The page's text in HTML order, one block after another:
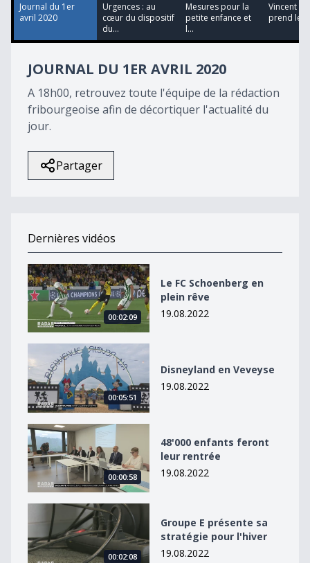
47
seconds
Journal du 1er
avril 2020
Urgences : au
cœur du dispositif
du...
Mesures pour la
petite enfance et
l...
Vincent
prend le
JOURNAL DU 1ER AVRIL 2020
A 18h00, retrouvez toute l'équipe de la rédaction
fribourgeoise afin de décortiquer l'actualité du
jour.
Partager
Dernières vidéos
Le FC Schoenberg en plein rêve
00:02:09
Le FC Schoenberg en
plein rêve
19.08.2022
Disneyland en Veveyse
00:05:51
Disneyland en Veveyse
19.08.2022
48&#039;000 enfants feront leur rentrée
00:00:58
48'000 enfants feront
leur rentrée
19.08.2022
Groupe E présente sa stratégie pour l&#039;hiver
00:02:08
Groupe E présente sa
stratégie pour l'hiver
19.08.2022